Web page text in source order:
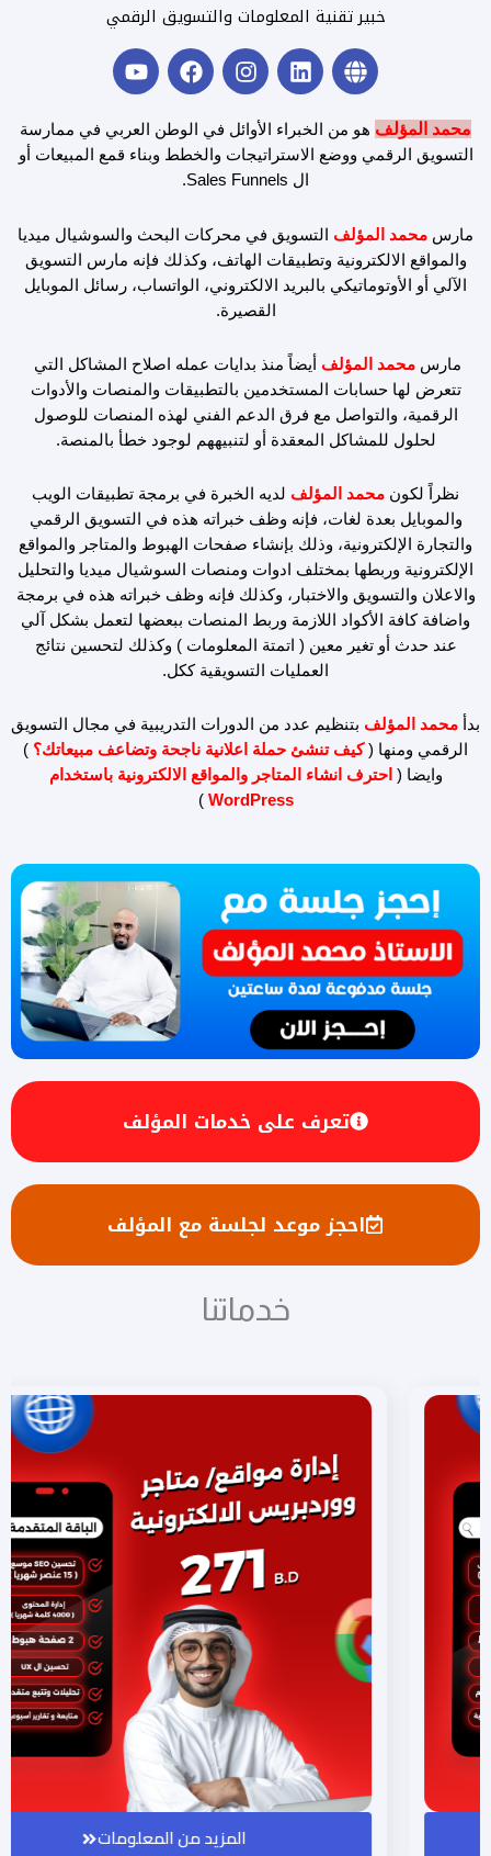
خبير تقنية المعلومات والتسويق الرقمي
G
l
b
e
L
i
k
e
d
i
I
n
t
a
g
m
F
a
e
b
o
Y
o
t
u
محمد المؤلف هو من الخبراء الأوائل في الوطن العربي في ممارسة
التسويق الرقمي ووضع الاستراتيجات والخطط وبناء قمع المبيعات أو
ال Sales Funnels.
مارس محمد المؤلف التسويق في محركات البحث والسوشيال ميديا
والمواقع الالكترونية وتطبيقات الهاتف، وكذلك فإنه مارس التسويق
الآلي أو الأوتوماتيكي بالبريد الالكتروني، الواتساب، رسائل الموبايل
القصيرة.
مارس محمد المؤلف أيضاً منذ بدايات عمله اصلاح المشاكل التي
تتعرض لها حسابات المستخدمين بالتطبيقات والمنصات والأدوات
الرقمية، والتواصل مع فرق الدعم الفني لهذه المنصات للوصول
لحلول للمشاكل المعقدة أو لتنبيههم لوجود خطأ بالمنصة.
نظراً لكون محمد المؤلف لديه الخبرة في برمجة تطبيقات الويب
والموبايل بعدة لغات، فإنه وظف خبراته هذه في التسويق الرقمي
والتجارة الإلكترونية، وذلك بإنشاء صفحات الهبوط والمتاجر والمواقع
الإلكترونية وربطها بمختلف ادوات ومنصات السوشيال ميديا والتحليل
والاعلان والتسويق والاختبار، وكذلك فإنه وظف خبراته هذه في برمجة
واضافة كافة الأكواد اللازمة وربط المنصات ببعضها لتعمل بشكل آلي
عند حدث أو تغير معين ( اتمتة المعلومات ) وكذلك لتحسين نتائج
العمليات التسويقية ككل.
بدأ محمد المؤلف بتنظيم عدد من الدورات التدريبية في مجال التسويق
الرقمي ومنها (كيف تنشئ حملة اعلانية ناجحة وتضاعف مبيعاتك؟ )
وايضا ( احترف انشاء المتاجر والمواقع الالكترونية باستخدام
WordPress
)
تعرف على خدمات المؤلف
احجز موعد لجلسة مع المؤلف
خدماتنا
المزيد من المعلومات